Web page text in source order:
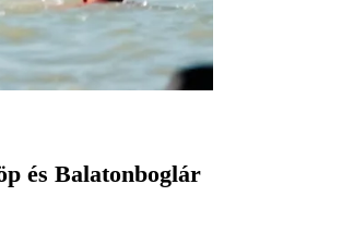
és Balatonboglár